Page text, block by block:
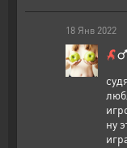
18 Янв 2022
ну